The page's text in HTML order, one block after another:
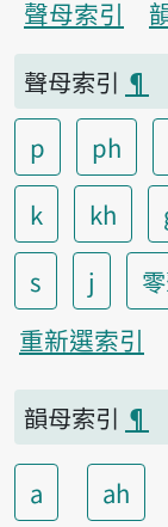
聲母索引
聲母索引 ¶
p
ph
k
kh
s
j
重新選索引
韻母索引 ¶
a ah